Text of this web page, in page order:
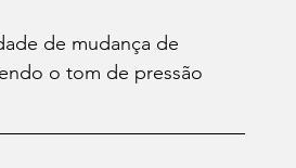
de mudança de
o tom de pressão